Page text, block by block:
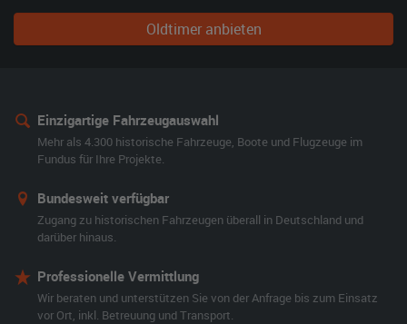
Oldtimer anbieten
Einzigartige Fahrzeugauswahl
Mehr als 4.300 historische Fahrzeuge, Boote und Flugzeuge im
Fundus für Ihre Projekte.
Bundesweit verfügbar
Zugang zu historischen Fahrzeugen überall in Deutschland und
darüber hinaus.
Professionelle Vermittlung
Wir beraten und unterstützen Sie von der Anfrage bis zum Einsatz
vor Ort, inkl. Betreuung und Transport.